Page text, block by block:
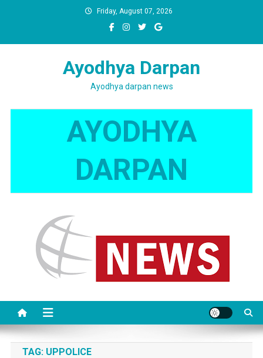
Friday, August 07, 2026
Ayodhya Darpan
Ayodhya darpan news
AYODHYA
DARPAN
TAG: UPPOLICE